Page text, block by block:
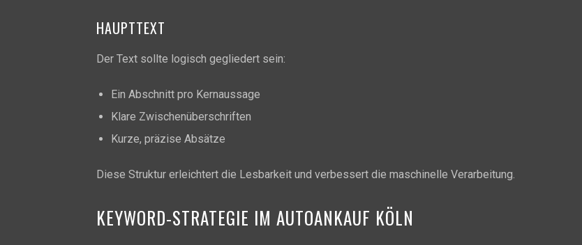
HAUPTTEXT
Der Text sollte logisch gegliedert sein:
Ein Abschnitt pro Kernaussage
Klare Zwischenüberschriften
Kurze, präzise Absätze
Diese Struktur erleichtert die Lesbarkeit und verbessert die maschinelle Verarbeitung.
KEYWORD-STRATEGIE IM AUTOANKAUF KÖLN